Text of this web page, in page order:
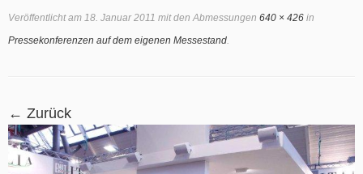
Veröffentlicht am 18. Januar 2011 mit den Abmessungen 640 × 426 in
Pressekonferenzen auf dem eigenen Messestand
← Zurück